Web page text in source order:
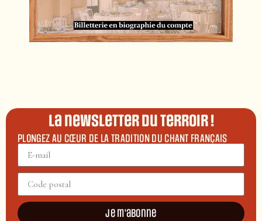
La newsletter du terroir !
PLONGEZ AU CŒUR DE LA TRADITION DU CHANT FRANÇAIS
Je m'abonne